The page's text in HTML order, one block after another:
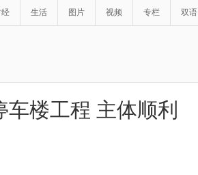
经 生活 图片 视频 专栏 双语
楼工程 主体顺利